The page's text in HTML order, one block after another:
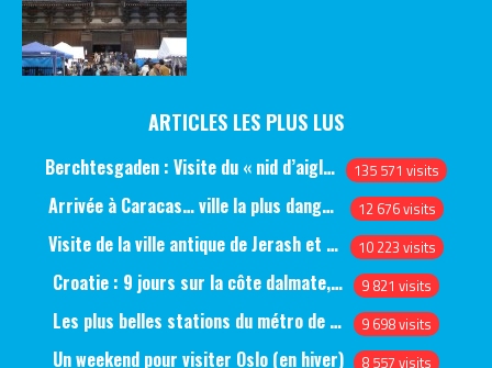
ARTICLES LES PLUS LUS
Berchtesgaden : Visite du « nid d’aigle » et des bunkers d’Hitler 135 571 visits
Arrivée à Caracas… ville la plus dangereuse du monde (jour 1) 12 676 visits
Visite de la ville antique de Jerash et du château d’Ajlun (jour 1) 10 223 visits
Croatie : 9 jours sur la côte dalmate, de Split à Dubrovnik, en passant par Hvar et Mjlet 9 821 visits
Les plus belles stations du métro de Saint-Pétersbourg 9 698 visits
Un weekend pour visiter Oslo (en hiver) 8 557 visits